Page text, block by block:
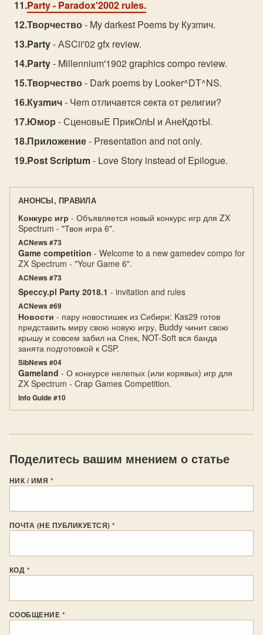
Party- Paradox'2002 rules.
Творчество- My darkest Poems by Кyзmич.
Party- АSCii'02 gfx review.
Party- Millennium'1902 graphics compo review.
Творчество- Dark poems by Looker^DТ^NS.
Кyзmич- Чem oтличaeтcя ceктa oт рeлигии?
Юмор - СцeнoвыE ПрикOлЫ и АнeКдoтЫ.
Приложение- Presentation and not only.
Post Scriptum- Love Story instead of Epilogue.
АНОНСЫ, ПРАВИЛА
Конкурс игр - Объявляется новый конкурс игр для ZX
Spectrum - "Твоя игра 6".
ACNews #73
Game competition - Welcome to a new gamedev compo for
ZX Spectrum - "Your Game 6".
ACNews #73
Speccy.pl Party 2018.1 - invitation and rules
ACNews #69
Новости - пару новостишек из Сибири: Kas29 готов
представить миру свою новую игру, Buddy чинит свою
крышу и совсем забил на Спек, NOT-Soft вся банда
занята подготовкой к CSP.
SibNews #04
Gameland - О конкурсе нелепых (или корявых) игр для
ZX Spectrum - Crap Games Competition.
Info Guide #10
Поделитесь вашим мнением о статье
НИК / ИМЯ *
ПОЧТА (НЕ ПУБЛИКУЕТСЯ)*
КОД *
СООБЩЕНИЕ *